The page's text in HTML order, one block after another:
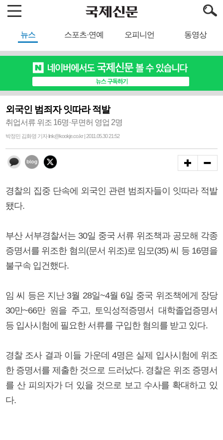
뉴스 스포츠·연예 오피니언 동영상
외국인 범죄자 잇따라 적발
취업서류 위조 16명·무면허 영업 2명
박정민 김화영 기자 link@kookje.co.kr | 2011.05.30 21:52
경찰의 집중 단속에 외국인 관련 범죄자들이 잇따라 적발
됐다.
부산 서부경찰서는 30일 중국 서류 위조책과 공모해 각종
증명서를 위조한 혐의(문서 위조)로 임모(35) 씨 등 16명을
불구속 입건했다.
임 씨 등은 지난 3월 28일~4월 6일 중국 위조책에게 장당
30만~66만 원을 주고, 토익성적증명서 대학졸업증명서
등 입사시험에 필요한 서류를 구입한 혐의를 받고 있다.
경찰 조사 결과 이들 가운데 4명은 실제 입사시험에 위조
한 증명서를 제출한 것으로 드러났다. 경찰은 위조 증명서
를 산 피의자가 더 있을 것으로 보고 수사를 확대하고 있
다.